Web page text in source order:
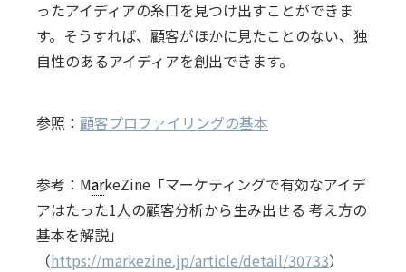
ったアイディアの糸口を見つけ出すことができま
す。そうすれば、顧客がほかに見たことのない、独
自性のあるアイディアを創出できます。
参照： 顧客プロファイリングの基本
参考：MarkeZine「マーケティングで有効なアイデ
アはたった1人の顧客分析から生み出せる 考え方の
基本を解説」
（https://markezine.jp/article/detail/30733）